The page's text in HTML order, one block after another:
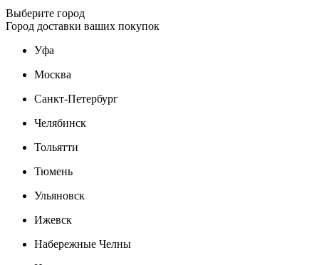
Выберите город
Город доставки ваших покупок
Уфа
Москва
Санкт-Петербург
Челябинск
Тольятти
Тюмень
Ульяновск
Ижевск
Набережные Челны